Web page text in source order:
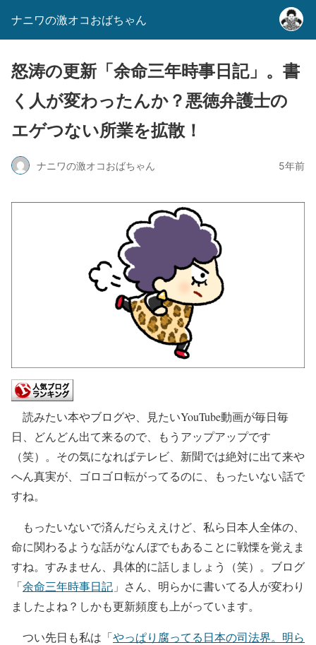
ナニワの激オコおばちゃん
怒涛の更新「余命三年時事日記」。書
く人が変わったんか？悪徳弁護士の
エゲつない所業を拡散！
ナニワの激オコおばちゃん 5年前
読みたい本やブログや、見たいYouTube動画が毎日毎
日、どんどん出て来るので、もうアップアップです
（笑）。その気になればテレビ、新聞では絶対に出て来や
へん真実が、ゴロゴロ転がってるのに、もったいない話で
すね。
もったいないで済んだらええけど、私ら日本人全体の、
命に関わるような話がなんぼでもあることに戦慄を覚えま
すね。すみません、具体的に話しましょう（笑）。ブログ
「余命三年時事日記 」さん、明らかに書いてる人が変わり
ましたよね？しかも更新頻度も上がっています。
つい先日も私は「やっぱり腐ってる日本の司法界。明ら